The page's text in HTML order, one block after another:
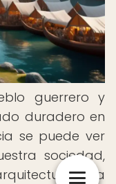
guerrero y
duradero en
se puede ver
sociedad,
y la